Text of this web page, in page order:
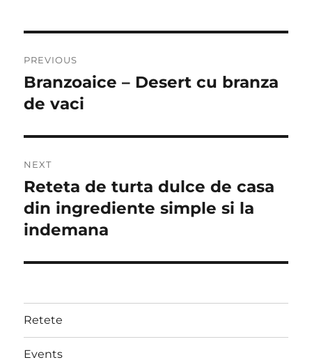
navigation
PREVIOUS
Previous
post:
Branzoaice – Desert cu branza
de vaci
NEXT
Next
post:
Reteta de turta dulce de casa
din ingrediente simple si la
indemana
Retete
Events